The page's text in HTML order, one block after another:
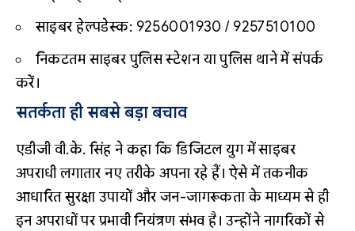
साइबर हेल्पडेस्क: 9256001930 / 9257510100
निकटतम साइबर पुलिस स्टेशन या पुलिस थाने में संपर्क
करें।
सतर्कता ही सबसे बड़ा बचाव
एडीजी वी.के. सिंह ने कहा कि डिजिटल युग में साइबर
अपराधी लगातार नए तरीके अपना रहे हैं। ऐसे में तकनीक
आधारित सुरक्षा उपायों और जन-जागरूकता के माध्यम से ही
इन अपराधों पर प्रभावी नियंत्रण संभव है। उन्होंने नागरिकों से